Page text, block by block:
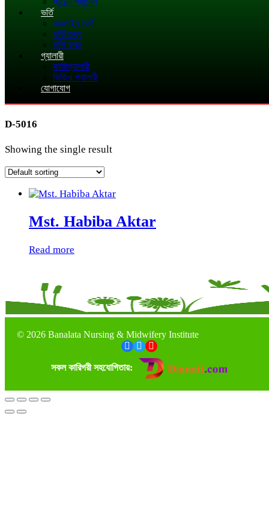
ভর্তি
অনলাইন ভর্তি
ভর্তি তথ্য
ভর্তি ফরম
গ্যালারী
ফটোগ্যালারী
ভিডিও গ্যালারী
যোগাযোগ
D-5016
Showing the single result
Mst. Habiba Aktar
Read more
© 2026 Banalata Nursing & Midwifery Institute
সকল কারিগরী সহযোগিতায়: